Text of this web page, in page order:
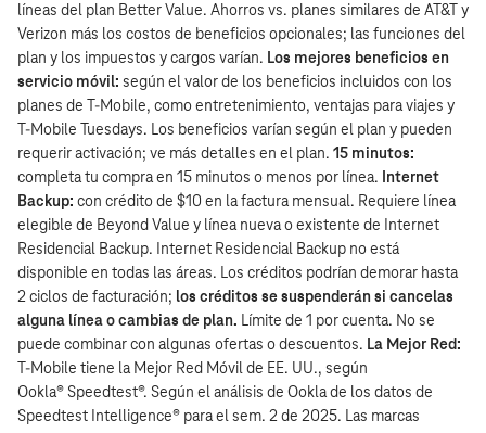
líneas del plan Better Value. Ahorros vs. planes similares de AT&T y
Verizon más los costos de beneficios opcionales; las funciones del
plan y los impuestos y cargos varían. Los mejores beneficios en
servicio móvil: según el valor de los beneficios incluidos con los
planes de T‑Mobile, como entretenimiento, ventajas para viajes y
T‑Mobile Tuesdays. Los beneficios varían según el plan y pueden
requerir activación; ve más detalles en el plan. 15 minutos:
completa tu compra en 15 minutos o menos por línea. Internet
Backup: con crédito de $10 en la factura mensual. Requiere línea
elegible de Beyond Value y línea nueva o existente de Internet
Residencial Backup. Internet Residencial Backup no está
disponible en todas las áreas. Los créditos podrían demorar hasta
2 ciclos de facturación; los créditos se suspenderán si cancelas
alguna línea o cambias de plan. Límite de 1 por cuenta. No se
puede combinar con algunas ofertas o descuentos. La Mejor Red:
T‑Mobile tiene la Mejor Red Móvil de EE. UU., según
Ookla® Speedtest®. Según el análisis de Ookla de los datos de
Speedtest Intelligence® para el sem. 2 de 2025. Las marcas